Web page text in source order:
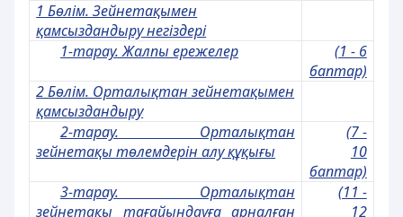
1 Бөлім. Зейнетақымен
қамсыздандыру негiздерi
1-тарау. Жалпы ережелер
(1 - 6
баптар)
2 Бөлім. Орталықтан зейнетақымен
қамсыздандыру
2-тарау. Орталықтан
зейнетақы төлемдерiн алу құқығы
(7 -
10
баптар)
3-тарау. Орталықтан
зейнетақы тағайындауға арналған
(11 -
12